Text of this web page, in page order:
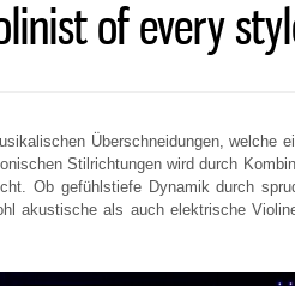
of every
Überschneidungen, welche
Stilrichtungen wird durch
Ob gefühlstiefe Dynamik durch
akustische als auch elektrische